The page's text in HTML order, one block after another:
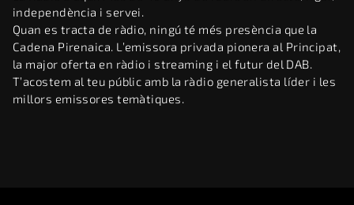
independència i servei.
Quan es tracta de ràdio, ningú té més presència que la
Cadena Pirenaica. L’emissora privada pionera al Principat,
la major oferta en ràdio i streaming i el futur del DAB.
T’acostem al teu públic amb la ràdio generalista líder i les
millors emissores temàtiques.